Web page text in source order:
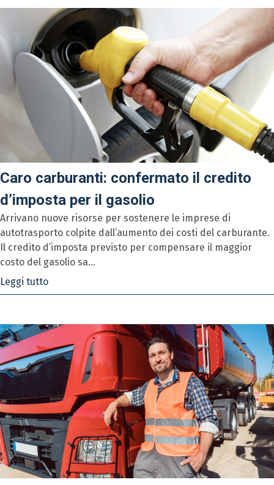
Caro carburanti: confermato il credito
d’imposta per il gasolio
Arrivano nuove risorse per sostenere le imprese di
autotrasporto colpite dall’aumento dei costi del carburante.
Il credito d’imposta previsto per compensare il maggior
costo del gasolio sa...
Leggi tutto